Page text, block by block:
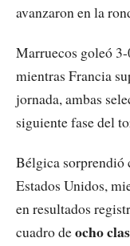
avanzaron en la
Marruecos goleó
mientras Francia
jornada, ambas
siguiente fase del
Bélgica sorprendió
Estados Unidos,
en resultados
cuadro deocho